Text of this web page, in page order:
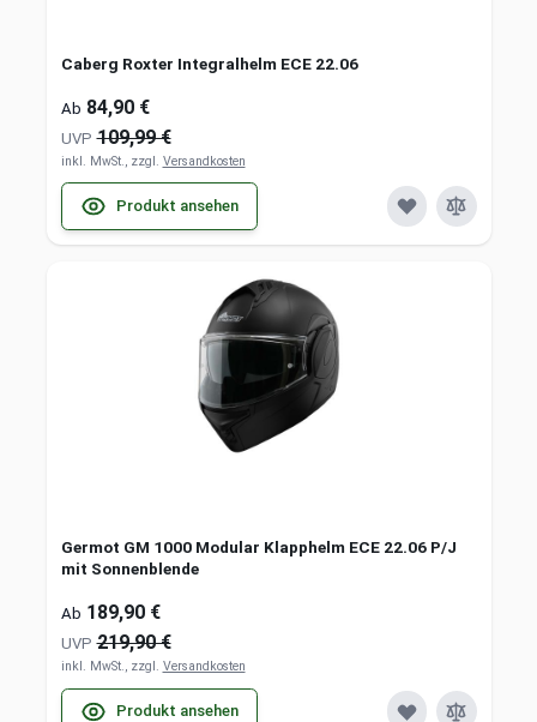
Caberg Roxter Integralhelm ECE 22.06
Ab 84,90 €
UVP 109,99 €
inkl. MwSt., zzgl. Versandkosten
Produkt ansehen
Germot GM 1000 Modular Klapphelm ECE 22.06 P/J
mit Sonnenblende
Ab 189,90 €
UVP 219,90 €
inkl. MwSt., zzgl. Versandkosten
Produkt ansehen